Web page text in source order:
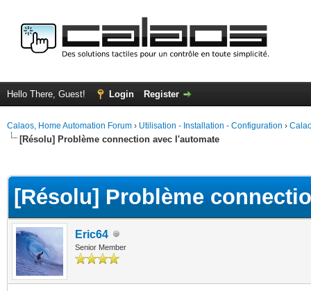
Hello There, Guest! Login Register
Calaos, Home Automation Forum › Utilisation - Installation - Configuration ›
[Résolu] Problème connection avec l'automate
[Résolu] Problème
Eric64
Senior Member